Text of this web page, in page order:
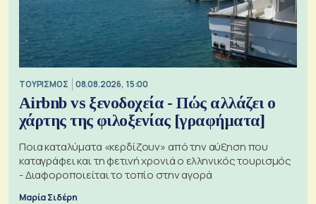
ΤΟΥΡΙΣΜΟΣ 08.08.2026, 15:00
Airbnb vs ξενοδοχεία - Πώς αλλάζει ο
χάρτης της φιλοξενίας [γραφήματα]
Ποια καταλύματα «κερδίζουν» από την αύξηση που
καταγράφει και τη φετινή χρονιά ο ελληνικός τουρισμός
- Διαφοροποιείται το τοπίο στην αγορά
Μαρία Σιδέρη